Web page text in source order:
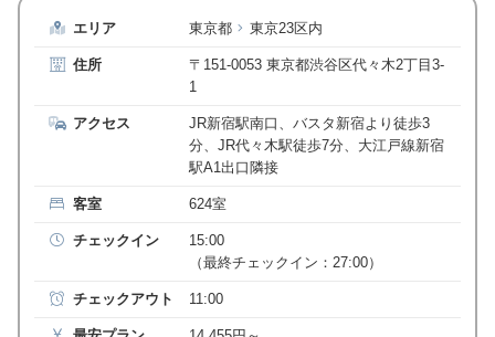
エリア 東京都 東京23区内
住所
〒151-0053 東京都渋谷区代々木2丁目3-
1
アクセス
JR新宿駅南口、バスタ新宿より徒歩3
分、JR代々木駅徒歩7分、大江戸線新宿
駅A1出口隣接
客室 624室
チェックイン
15:00
（最終チェックイン：27:00）
チェックアウト 11:00